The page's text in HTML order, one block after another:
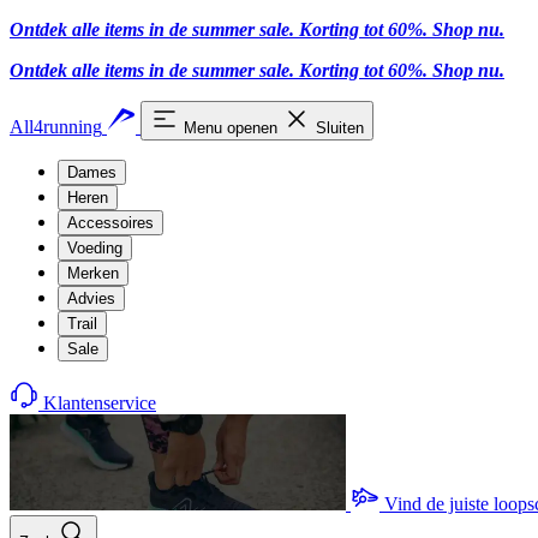
Ontdek alle items in de summer sale. Korting tot 60%. Shop nu.
Ontdek alle items in de summer sale. Korting tot 60%. Shop nu.
All4running Menu openen Sluiten
Dames
Heren
Accessoires
Voeding
Merken
Advies
Trail
Sale
Klantenservice
Vind de juiste